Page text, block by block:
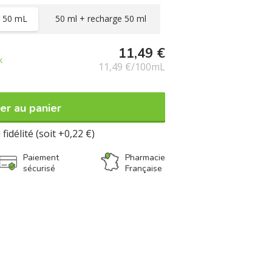
les inconforts et évite les
sa texture fluide au fini sec laisse
sensibles.Testé sous contrôle
50 mL 50 ml + recharge 50 ml
11,49 €
11,49 €/100mL
au panier
(soit +0,22 €)
Paiement
sécurisé
Pharmacie
Française